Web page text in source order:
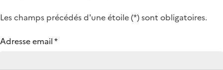
Les champs précédés d'une étoile (*) sont obligatoires.
Adresse email*